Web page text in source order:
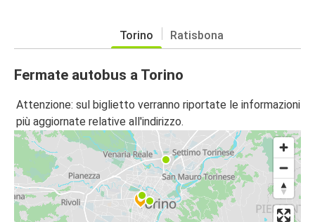
Torino Ratisbona
Fermate autobus a Torino
Attenzione: sul biglietto verranno riportate le informazioni
più aggiornate relative all'indirizzo.